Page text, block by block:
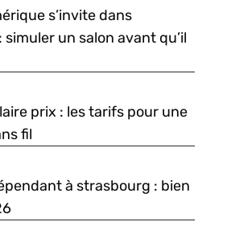
s’invite dans
simuler un salon avant qu’il
prix : les tarifs pour une
fil
à strasbourg : bien